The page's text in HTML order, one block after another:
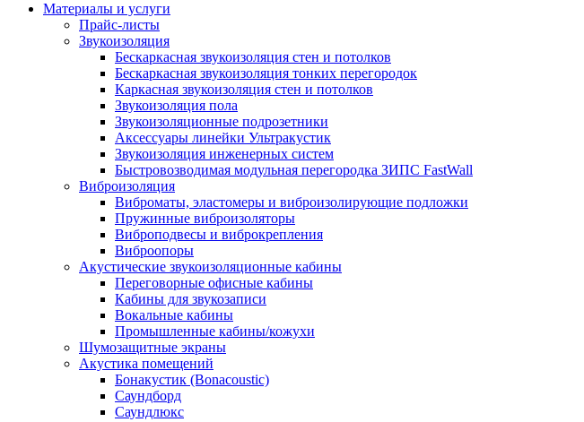
Материалы и услуги
Прайс-листы
Звукоизоляция
Бескаркасная звукоизоляция стен и потолков
Бескаркасная звукоизоляция тонких перегородок
Каркасная звукоизоляция стен и потолков
Звукоизоляция пола
Звукоизоляционные подрозетники
Аксессуары линейки Ультракустик
Звукоизоляция инженерных систем
Быстровозводимая модульная перегородка ЗИПС FastWall
Виброизоляция
Виброматы, эластомеры и виброизолирующие подложки
Пружинные виброизоляторы
Виброподвесы и виброкрепления
Виброопоры
Акустические звукоизоляционные кабины
Переговорные офисные кабины
Кабины для звукозаписи
Вокальные кабины
Промышленные кабины/кожухи
Шумозащитные экраны
Акустика помещений
Бонакустик (Bonacoustic)
Саундборд
Саундлюкс